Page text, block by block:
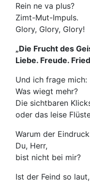
Rein ne va plus?
Zimt-Mut-Impuls.
Glory, Glory, Glory!
„Die Frucht des
Liebe. Freude.
Und ich frage mich:
Was wiegt mehr?
Die sichtbaren
oder das leise
Warum der
Du, Herr,
bist nicht bei mir?
Ist der Feind so laut,